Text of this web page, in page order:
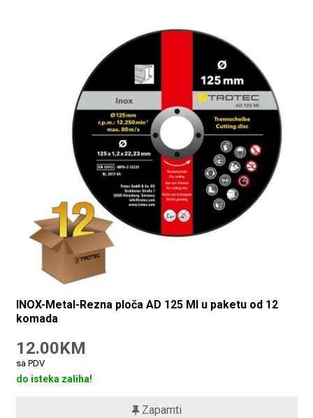
INOX-Metal-Rezna ploča AD 125 MI u paketu od 12
komada
12.00KM
sa PDV
do isteka zaliha!
Zapamti